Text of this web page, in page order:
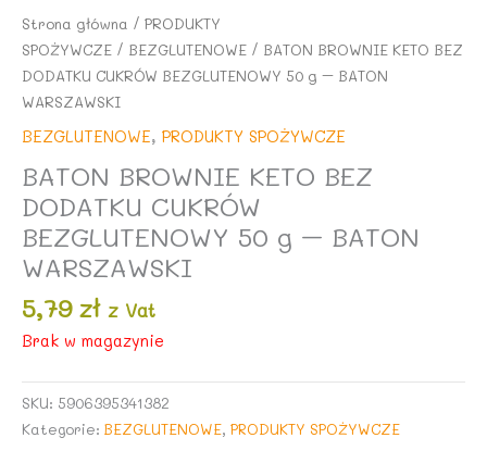
Strona główna / PRODUKTY
SPOŻYWCZE / BEZGLUTENOWE / BATON BROWNIE KETO BEZ
DODATKU CUKRÓW BEZGLUTENOWY 50 g – BATON
WARSZAWSKI
BEZGLUTENOWE, PRODUKTY SPOŻYWCZE
BATON BROWNIE KETO BEZ
DODATKU CUKRÓW
BEZGLUTENOWY 50 g – BATON
WARSZAWSKI
5,79 zł z Vat
Brak w magazynie
SKU: 5906395341382
Kategorie: BEZGLUTENOWE, PRODUKTY SPOŻYWCZE